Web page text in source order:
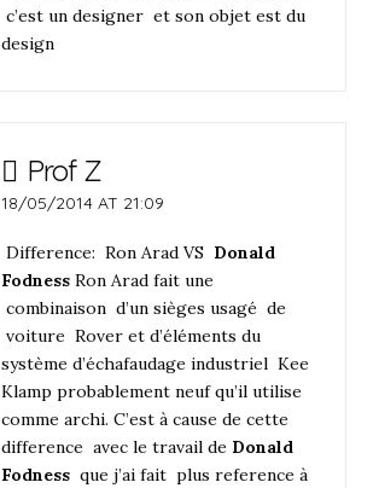
c’est un designer et son objet est du
design
Prof Z
18/05/2014 AT 21:09
Difference: Ron Arad VS Donald
Fodness Ron Arad fait une
combinaison d’un sièges usagé de
voiture Rover et d’éléments du
système d’échafaudage industriel Kee
Klamp probablement neuf qu’il utilise
comme archi. C’est à cause de cette
difference avec le travail de Donald
Fodness que j’ai fait plus reference à